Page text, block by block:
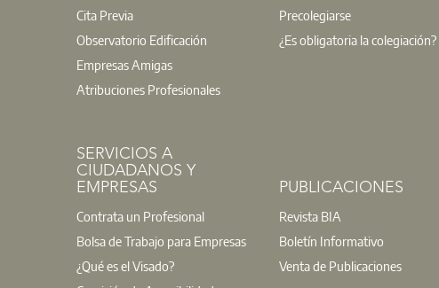
Cita Previa
Observatorio Edificación
Empresas Amigas
Atribuciones Profesionales
Precolegiarse
¿Es obligatoria la colegiación?
SERVICIOS A
CIUDADANOS Y
EMPRESAS
Contrata un Profesional
Bolsa de Trabajo para Empresas
¿Qué es el Visado?
PUBLICACIONES
Revista BIA
Boletín Informativo
Venta de Publicaciones